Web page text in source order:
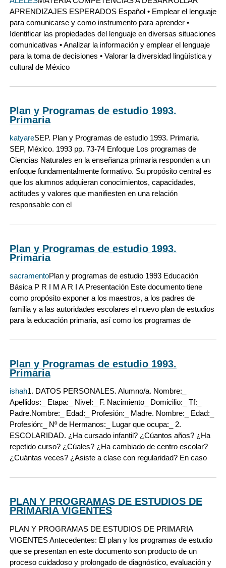
APRENDIZAJES ESPERADOS Español • Emplear el lenguaje
para comunicarse y como instrumento para aprender •
Identificar las propiedades del lenguaje en diversas situaciones
comunicativas • Analizar la información y emplear el lenguaje
para la toma de decisiones • Valorar la diversidad lingüística y
cultural de México
Plan y Programas de estudio 1993.
Primaria
katyareSEP. Plan y Programas de estudio 1993. Primaria.
SEP, México. 1993 pp. 73-74 Enfoque Los programas de
Ciencias Naturales en la enseñanza primaria responden a un
enfoque fundamentalmente formativo. Su propósito central es
que los alumnos adquieran conocimientos, capacidades,
actitudes y valores que manifiesten en una relación
responsable con el
Plan y Programas de estudio 1993.
Primaria
sacramentoPlan y programas de estudio 1993 Educación
Básica P R I M A R I A Presentación Este documento tiene
como propósito exponer a los maestros, a los padres de
familia y a las autoridades escolares el nuevo plan de estudios
para la educación primaria, así como los programas de
Plan y Programas de estudio 1993.
Primaria
ishah1. DATOS PERSONALES. Alumno/a. Nombre:_
Apellidos:_ Etapa:_ Nivel:_ F. Nacimiento_ Domicilio:_ Tf:_
Padre.Nombre:_ Edad:_ Profesión:_ Madre. Nombre:_ Edad:_
Profesión:_ Nº de Hermanos:_ Lugar que ocupa:_ 2.
ESCOLARIDAD. ¿Ha cursado infantil? ¿Cúantos años? ¿Ha
repetido curso? ¿Cúales? ¿Ha cambiado de centro escolar?
¿Cuántas veces? ¿Asiste a clase con regularidad? En caso
PLAN Y PROGRAMAS DE ESTUDIOS DE
PRIMARIA VIGENTES
PLAN Y PROGRAMAS DE ESTUDIOS DE PRIMARIA
VIGENTES Antecedentes: El plan y los programas de estudio
que se presentan en este documento son producto de un
proceso cuidadoso y prolongado de diagnóstico, evaluación y